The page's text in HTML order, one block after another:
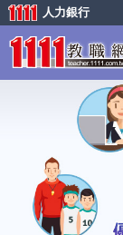
人力銀行